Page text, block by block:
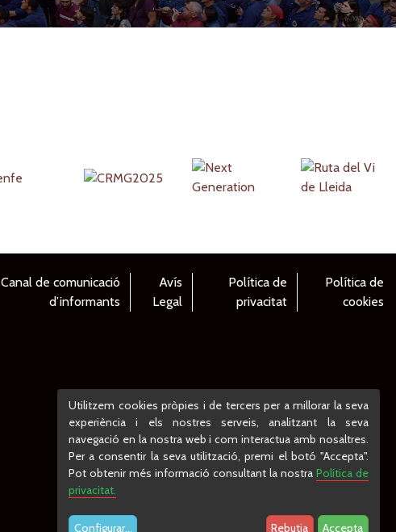
Canal de comunicació
d’informants
Avís
Legal
Política de
privacitat
Política de
cookies
Utilitzem cookies pròpies i de tercers per a millorar la seva
experiència i els nostres serveis, analitzant la seva
navegació en la nostra web i com interactua amb nosaltres.
Per a consentir la seva utilització, premi el botó "Accepta".
Pot obtenir més informació consultant la nostra Política de
privacitat.
Configurar... Rebutja Accepta